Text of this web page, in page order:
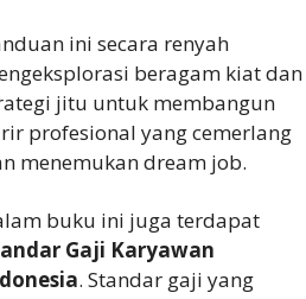
ini secara renyah
beragam kiat dan
jitu untuk membangun
profesional yang cemerlang
menemukan dream job.
buku ini juga terdapat
Gaji Karyawan
. Standar gaji yang